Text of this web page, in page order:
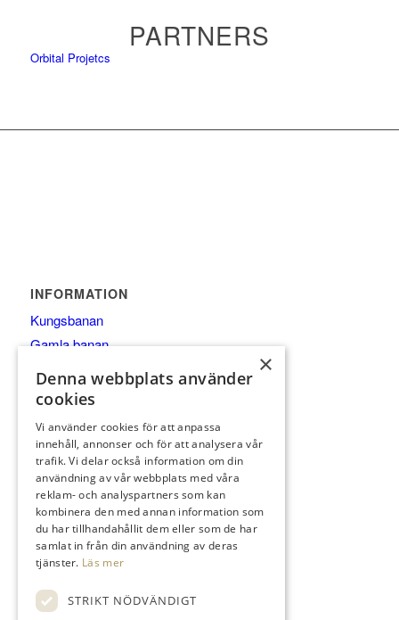
PARTNERS
Orbital Projetcs
INFORMATION
Kungsbanan
Gamla banan
Träna
Bli Företagspartner
Golfpaket
KONTAKT
233 64 Bara Sweden
×
Denna webbplats använder
cookies
Vi använder cookies för att anpassa
innehåll, annonser och för att analysera vår
trafik. Vi delar också information om din
användning av vår webbplats med våra
reklam- och analyspartners som kan
kombinera den med annan information som
du har tillhandahållit dem eller som de har
samlat in från din användning av deras
tjänster. Läs mer
STRIKT NÖDVÄNDIGT